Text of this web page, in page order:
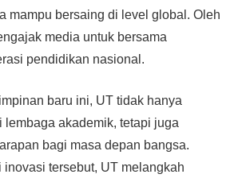
mampu bersaing di level global. Oleh
media untuk bersama
pendidikan nasional.
baru ini, UT tidak hanya
lembaga akademik, tetapi juga
bagi masa depan bangsa.
inovasi tersebut, UT melangkah